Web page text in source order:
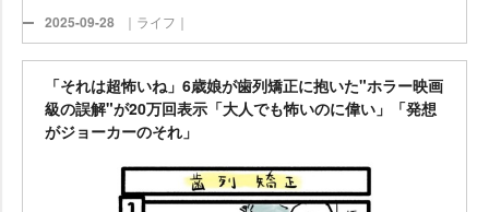
2025-09-28 ｜ライフ｜
「それは超怖いね」6歳娘が歯列矯正に抱いた"ホラー映画
級の誤解"が20万回表示「大人でも怖いのに偉い」「発想
がジョーカーのそれ」